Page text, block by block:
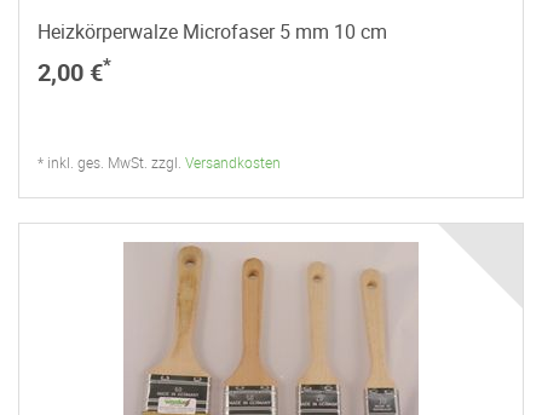
Heizkörperwalze Microfaser 5 mm 10 cm
2,00 €*
* inkl. ges. MwSt. zzgl. Versandkosten